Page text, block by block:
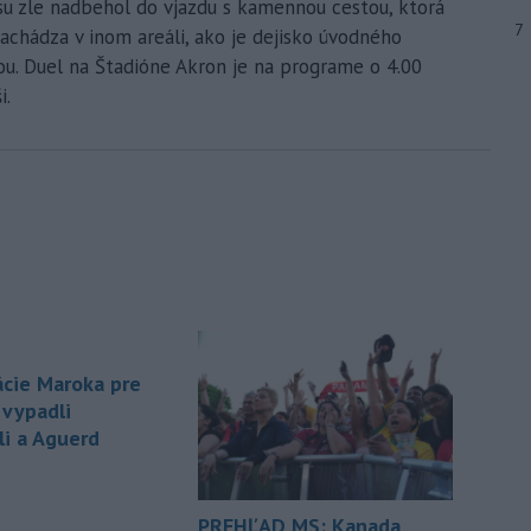
zle nadbehol do vjazdu s kamennou cestou, ktorá
v inom areáli, ako je dejisko úvodného
Duel na Štadióne Akron je na programe o 4.00
Maroka pre
a Aguerd
7